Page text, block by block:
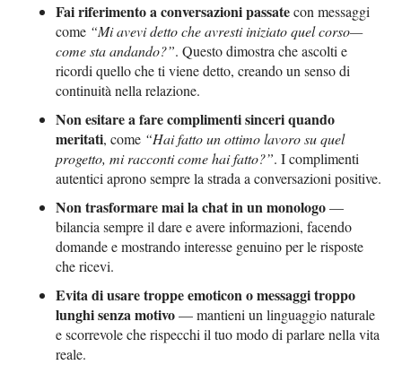
Fai riferimento a conversazioni passatecon messaggi
come “Mi avevi detto che avresti iniziato quel corso—
come sta andando?”. Questo dimostra che ascolti e
ricordi quello che ti viene detto, creando un senso di
continuità nella relazione.
Non esitare a fare complimenti sinceri quando
meritati, come “Hai fatto un ottimo lavoro su quel
progetto, mi racconti come hai fatto?”. I complimenti
autentici aprono sempre la strada a conversazioni positive.
Non trasformare mai la chat in un monologo—
bilancia sempre il dare e avere informazioni, facendo
domande e mostrando interesse genuino per le risposte
che ricevi.
Evita di usare troppe emoticon o messaggi troppo
lunghi senza motivo— mantieni un linguaggio naturale
e scorrevole che rispecchi il tuo modo di parlare nella vita
reale.